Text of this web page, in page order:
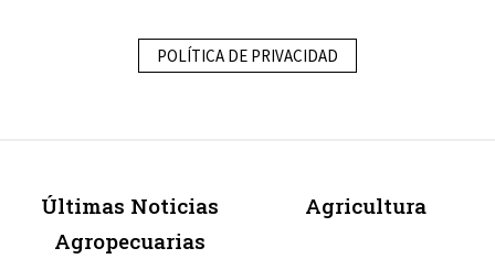
POLÍTICA DE PRIVACIDAD
Últimas Noticias
Agropecuarias
Agricultura